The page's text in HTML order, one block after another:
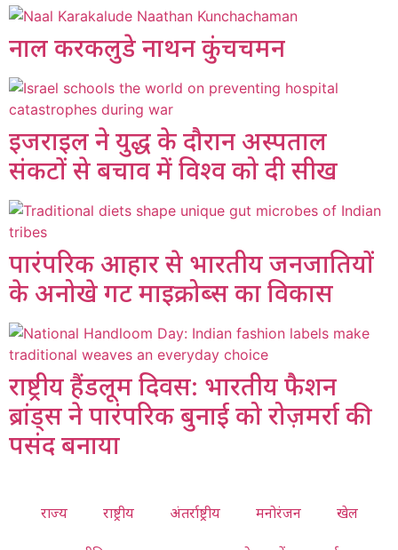
नाल करकलुडे नाथन कुंचचमन
इजराइल ने युद्ध के दौरान अस्पताल
संकटों से बचाव में विश्व को दी सीख
पारंपरिक आहार से भारतीय जनजातियों
के अनोखे गट माइक्रोब्स का विकास
राष्ट्रीय हैंडलूम दिवस: भारतीय फैशन
ब्रांड्स ने पारंपरिक बुनाई को रोज़मर्रा की
पसंद बनाया
राज्य राष्ट्रीय अंतर्राष्ट्रीय मनोरंजन खेल